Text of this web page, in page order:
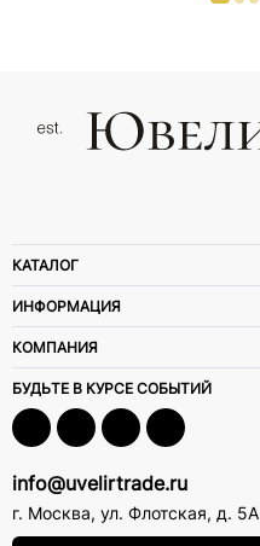
КАТАЛОГ
ИНФОРМАЦИЯ
КОМПАНИЯ
БУДЬТЕ В КУРСЕ СОБЫТИЙ
info@uvelirtrade.ru
г. Москва, ул. Флотская, д. 5А